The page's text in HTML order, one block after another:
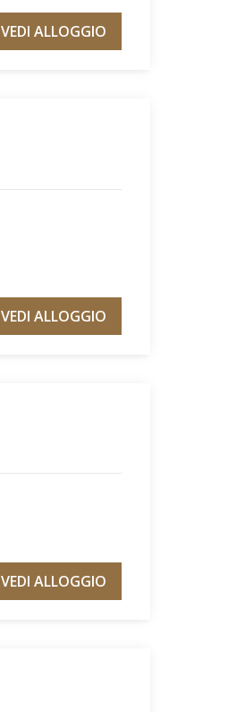
VEDI ALLOGGIO
VEDI ALLOGGIO
VEDI ALLOGGIO